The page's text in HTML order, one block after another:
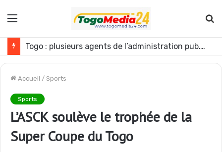
Menu
Togo : plusieurs agents de l’administration publique révoqués
Accueil / Sports
Sports
L’ASCK soulève le trophée de la
Super Coupe du Togo